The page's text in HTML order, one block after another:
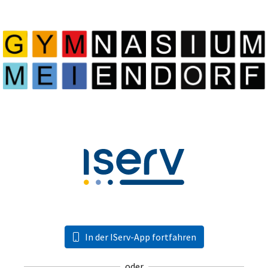
In der IServ-App fortfahren